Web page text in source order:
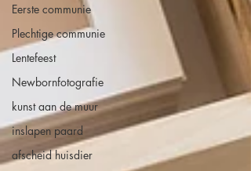
Eerste communie
Plechtige communie
Lentefeest
Newbornfotografie
kunst aan de muur
inslapen paard
afscheid huisdier